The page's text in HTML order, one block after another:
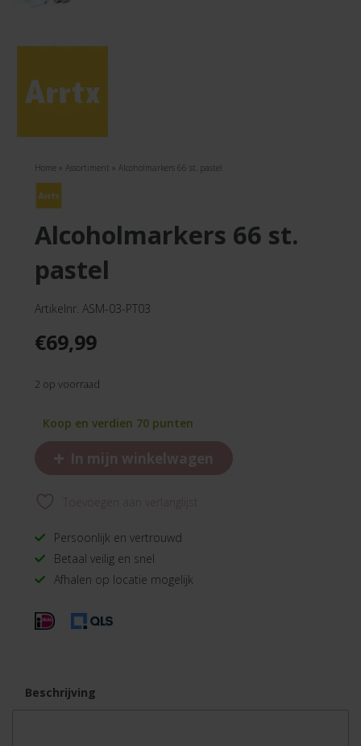
Home » Assortiment » Alcoholmarkers 66 st. pastel
alcoholmarkers 66 st.
pastel
Artikelnr. ASM-03-PT03
€69,99
2 op voorraad
Koop en verdien 70 punten
+ In mijn winkelwagen
Persoonlijk en vertrouwd
Betaal veilig en snel
Afhalen op locatie mogelijk
Beschrijving